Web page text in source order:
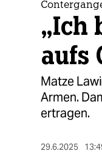
„Ich
aufs
Matze
Armen.
ertragen.
29.6.2025